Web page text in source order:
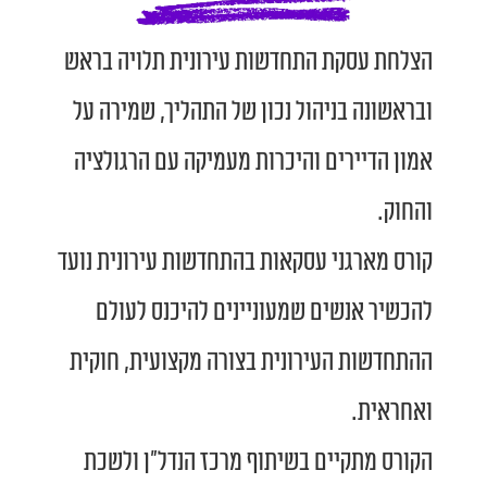
הצלחת עסקת התחדשות עירונית תלויה בראש
ובראשונה בניהול נכון של התהליך, שמירה על
אמון הדיירים והיכרות מעמיקה עם הרגולציה
והחוק.
קורס מארגני עסקאות בהתחדשות עירונית נועד
להכשיר אנשים שמעוניינים להיכנס לעולם
ההתחדשות העירונית בצורה מקצועית, חוקית
ואחראית.
הקורס מתקיים בשיתוף מרכז הנדל"ן ולשכת